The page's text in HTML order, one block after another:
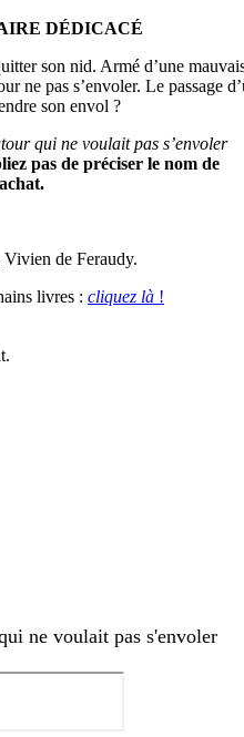
DÉDICACÉ
son nid. Armé d’une
ne pas s’envoler. Le passage
son envol ?
qui ne voulait pas s’envoler
pas de préciser le nom de
de Feraudy.
livres : cliquez là !
ne voulait pas s'envoler